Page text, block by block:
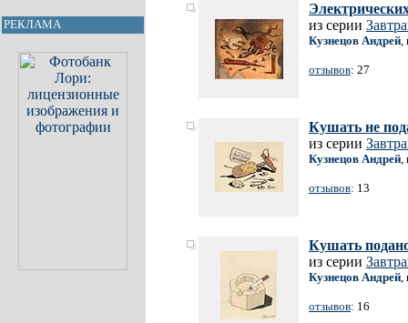
РЕКЛАМА
из серии
Кузнецов Андрей,
отзывов: 27
Кушать не
из серии
Кузнецов Андрей,
отзывов: 13
Кушать
из серии
Кузнецов Андрей,
отзывов: 16